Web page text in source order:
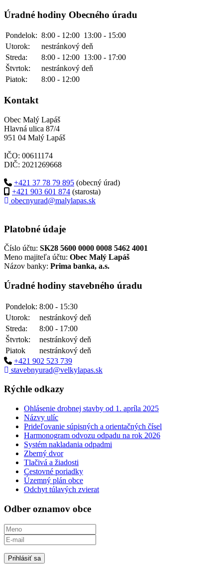
Úradné hodiny Obecného úradu
Pondelok: 8:00 - 12:00 13:00 - 15:00
Utorok:
nestránkový deň
Streda:
8:00 - 12:00 13:00 - 17:00
Štvrtok:
nestránkový deň
Piatok:
8:00 - 12:00
Kontakt
Obec Malý Lapáš
Hlavná ulica 87/4
951 04 Malý Lapáš
IČO: 00611174
DIČ: 2021269668
+421 37 78 79 895 (obecný úrad)
+421 903 601 874 (starosta)
obecnyurad@malylapas.sk
Platobné údaje
Číslo účtu: SK28 5600 0000 0008 5462 4001
Meno majiteľa účtu: Obec Malý Lapáš
Názov banky: Prima banka, a.s.
Úradné hodiny stavebného úradu
Pondelok: 8:00 - 15:30
Utorok:
nestránkový deň
Streda:
8:00 - 17:00
Štvrtok:
nestránkový deň
Piatok
nestránkový deň
+421 902 523 739
stavebnyurad@velkylapas.sk
Rýchle odkazy
Ohlásenie drobnej stavby od 1. apríla 2025
Názvy ulíc
Prideľovanie súpisných a orientačných čísel
Harmonogram odvozu odpadu na rok 2026
Systém nakladania odpadmi
Zberný dvor
Tlačivá a žiadosti
Cestovné poriadky
Územný plán obce
Odchyt túlavých zvierat
Odber oznamov obce
Prihlásiť sa